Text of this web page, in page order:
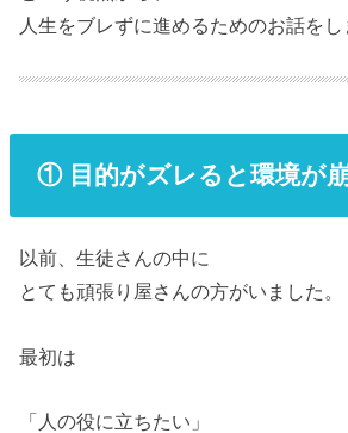
人生をブレずに進めるためのお話をし
① 目的がズレると環境が
以前、生徒さんの中に
とても頑張り屋さんの方がいました。
最初は
「人の役に立ちたい」